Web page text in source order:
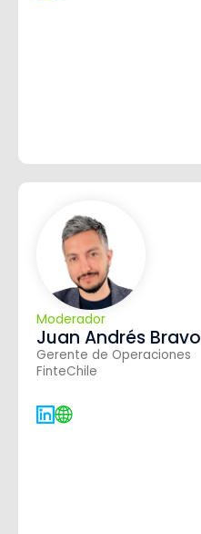
Moderador
Juan Andrés Bravo
Gerente de Operaciones
FinteChile